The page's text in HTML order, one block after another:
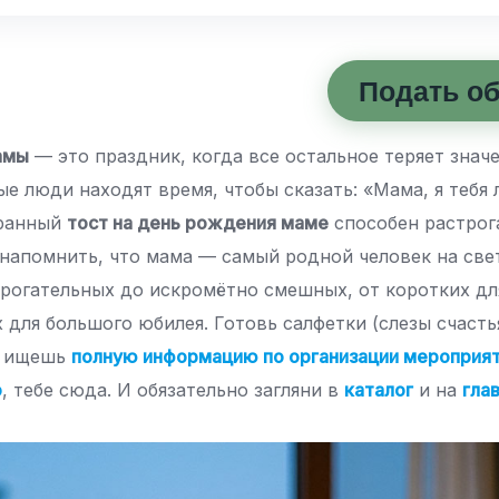
Подать
— это праздник, когда все остальное теряет
люди находят время, чтобы сказать: «Мама, я
тост на день рождения маме способен
что мама — самый родной человек на
до искромётно смешных, от коротких
большого юбилея. Готовь салфетки (слезы
ищешь полную информацию по организации
, тебе сюда. И обязательно загляни в каталоги на